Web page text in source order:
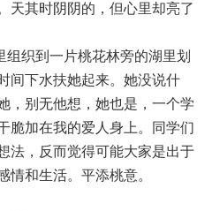
天其时阴阴的，但心里却亮了
织到一片桃花林旁的湖里划
间下水扶她起来。她没说什
，别无他想，她也是，一个学
脆加在我的爱人身上。同学们
法，反而觉得可能大家是出于
和生活。平添桃意。